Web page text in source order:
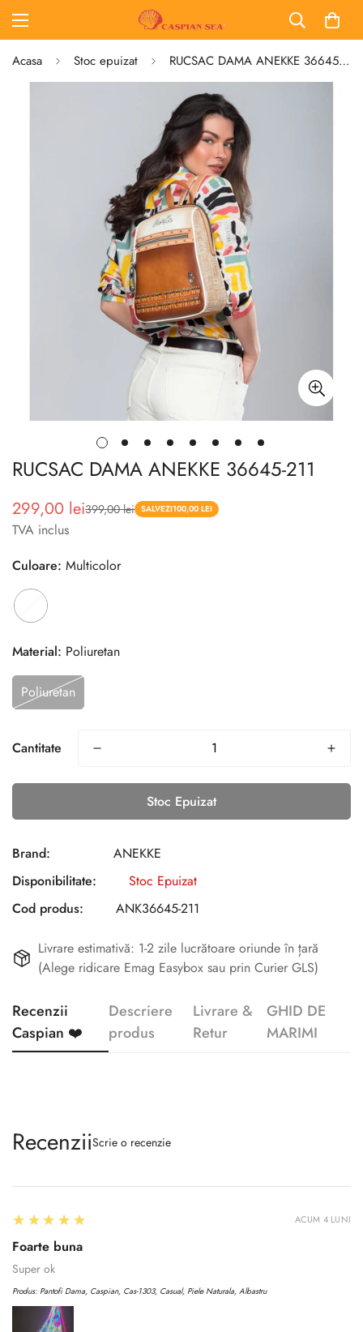
Acasa Stoc epuizat RUCSAC DAMA ANEKKE 36645-211
RUCSAC DAMA ANEKKE 36645-211
Pret
redus
299,00 lei
Pret 399,00 lei SALVEZI100,00 LEI
TVA inclus
Culoare: Multicolor
Material: Poliuretan
Poliuretan
Cantitate
Stoc Epuizat
Brand:
ANEKKE
Disponibilitate:
Stoc Epuizat
Cod produs:
ANK36645-211
Livrare estimativă: 1-2 zile lucrătoare oriunde în țară
(Alege ridicare Emag Easybox sau prin Curier GLS)
Recenzii
Caspian ❤️
Descriere
produs
Livrare &
Retur
GHID DE
MARIMI
RecenziiScrie o recenzie
5
★★★★★
Foarte buna
Super ok
Produs: Pantofi Dama, Caspian, Cas-1303, Casual, Piele Naturala, Albastru
ACUM 4 LUNI